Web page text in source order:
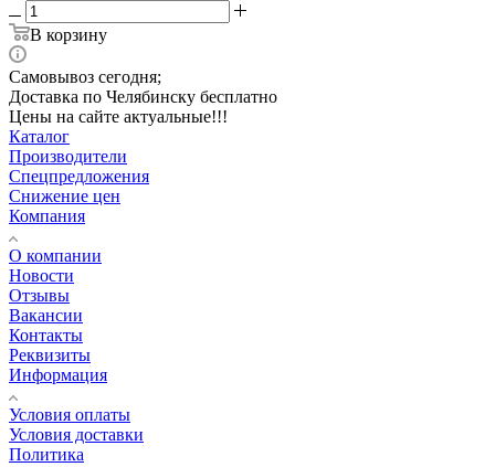
В корзину
Самовывоз сегодня;
Доставка по Челябинску бесплатно
Цены на сайте актуальные!!!
Каталог
Производители
Спецпредложения
Снижение цен
Компания
О компании
Новости
Отзывы
Вакансии
Контакты
Реквизиты
Информация
Условия оплаты
Условия доставки
Политика